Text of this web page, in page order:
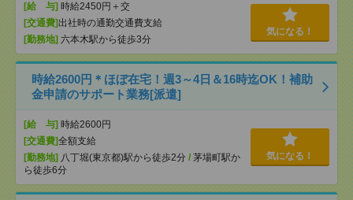
[給 与] 時給2450円＋交
[交通費]出社時の通勤交通費支給
[勤務地] 六本木駅から徒歩3分
気になる！
時給2600円＊ほぼ在宅！週3～4日＆16時迄OK！補助
金申請のサポート業務[派遣]
[給 与] 時給2600円
[交通費]全額支給
[勤務地] 八丁堀(東京都)駅から徒歩2分 / 茅場町駅か
ら徒歩6分
気になる！